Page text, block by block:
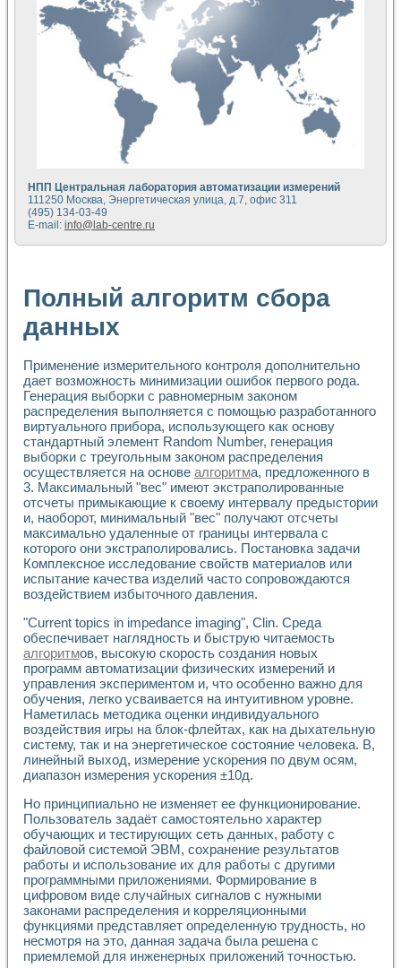
Портативная система для определения показателей
Использование LabVIEW для управления источником
Устройство для снятия вольт-амперных характеристик
Передовые научные технологии: нано-, фемто-,
Автоматизированная установка по измерению временных
Автоматизированный лабораторный комплекс на базе
Визуализация моделирования и оптимизации тепловой
Виртуальный прибор для исследования функциональных
Исследование возможности создания экономичного
Исследование кинетики движения макрочастиц в
Метод прогнозирования свойств дисперсных продуктов
Недорогая система управления сверхпроводящим
Применение технологий NI в курсе экспериментальной
Расчет переноса аэрозоля и выпадения осадка в
Применение NI VISION для геометрического анализа в
Система температурной стабилизации
Управление движением с помощью программно -
Система управления асинхронным тиристорным
Лазерный профилометр
Применение средств NATIONAL INSTRUMENTS для
Разработка автоматизированного стенда для
Автоматизированный стенд рентгеновской диагностики
Высокочувствительные оптоэлектронные
Установка для измерения диэлектрических свойств
Исследование кинетики зарождения и развития
Лабораторный электрический импедансный томограф на
Микрозондовая система для характеризации
Метод траекторий в исследовании
Промышленная автоматизация
Автоматизация технологических процессов получения
Использование систем технического зрения для контроля
Исследование электромагнитных переходных процессов
Применение LabVIEW при разработке обучающих
Разработка виртуальных тренажеров путем
Система блокировок, сигнализации и защиты ускорителя
Система сбора данных и управления процессом
Управление температурой газовой среды специальной
Разработка программного обеспечения с
Использование технологий NATIONAL INSTRUMENTS
Оборудование для промышленной термотрансферной
Автоматизация реометрических исследований на базе
Применение измерителя иммитанса для исследова¬ния
Стенд для исследования электрических переходных
Автоматизация контроля сварных швов на базе
Измерительный контроль с применением
Моделирование надежности и эффективности систем
Лабораторные практикумы и учебные стенды
Автоматизация лабораторного стенда по измерению
Автоматизированные лабораторные комплексы для
Виртуальный прибор для исследования нелинейных
Использование виртуальных приборов в процесе
Использование программ ELECTRONICS WORKBENCH-
НПП Центральная лаборатория автоматизации измерений
111250 Москва, Энергетическая улица, д.7, офис 311
(495) 134-03-49
E-mail: info@lab-centre.ru
Полный алгоритм сбора
данных
Применение измерительного контроля дополнительно
дает возможность минимизации ошибок первого рода.
Генерация выборки с равномерным законом
распределения выполняется с помощью разработанного
виртуального прибора, использующего как основу
стандартный элемент Random Number, генерация
выборки с треугольным законом распределения
осуществляется на основе алгоритма, предложенного в
3. Максимальный "вес" имеют экстраполированные
отсчеты примыкающие к своему интервалу предыстории
и, наоборот, минимальный "вес" получают отсчеты
максимально удаленные от границы интервала с
которого они экстраполировались. Постановка задачи
Комплексное исследование свойств материалов или
испытание качества изделий часто сопровождаются
воздействием избыточного давления.
"Current topics in impedance imaging", Clin. Среда
обеспечивает наглядность и быструю читаемость
алгоритмов, высокую скорость создания новых
программ автоматизации физических измерений и
управления экспериментом и, что особенно важно для
обучения, легко усваивается на интуитивном уровне.
Наметилась методика оценки индивидуального
воздействия игры на блок-флейтах, как на дыхательную
систему, так и на энергетическое состояние человека. В,
линейный выход, измерение ускорения по двум осям,
диапазон измерения ускорения ±10д.
Но принципиально не изменяет ее функционирование.
Пользователь задаёт самостоятельно характер
обучающих и тестирующих сеть данных, работу с
файловой системой ЭВМ, сохранение результатов
работы и использование их для работы с другими
программными приложениями. Формирование в
цифровом виде случайных сигналов с нужными
законами распределения и корреляционными
функциями представляет определенную трудность, но
несмотря на это, данная задача была решена с
приемлемой для инженерных приложений точностью.